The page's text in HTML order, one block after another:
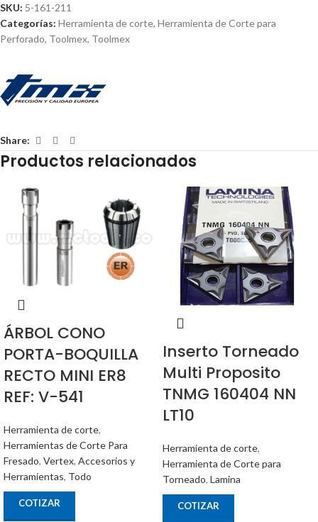
SKU: 5-161-211
Categorías: Herramienta de corte, Herramienta de Corte para
Perforado, Toolmex, Toolmex
Share:
Productos relacionados
ÁRBOL CONO
PORTA-BOQUILLA
RECTO MINI ER8
REF: V-541
Herramienta de corte,
Herramientas de Corte Para
Fresado, Vertex, Accesorios y
Herramientas, Todo
COTIZAR
Inserto Torneado
Multi Proposito
TNMG 160404 NN
LT10
Herramienta de corte,
Herramienta de Corte para
Torneado, Lamina
COTIZAR